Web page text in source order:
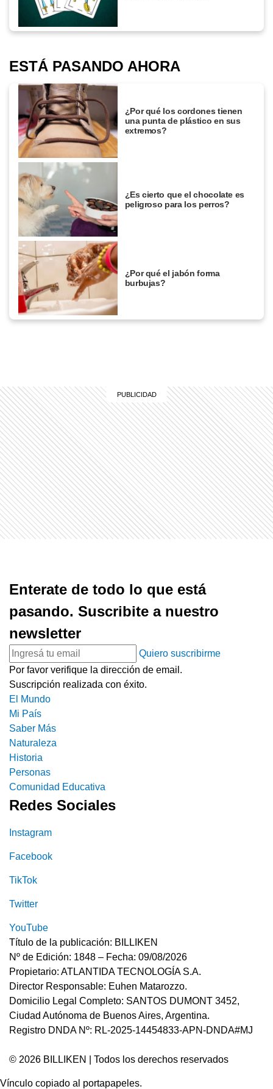
ESTÁ PASANDO AHORA
¿Por qué los cordones tienen
una punta de plástico en sus
extremos?
¿Es cierto que el chocolate es
peligroso para los perros?
¿Por qué el jabón forma
burbujas?
Enterate de todo lo que está
pasando. Suscribite a nuestro
newsletter
Quiero suscribirme
Por favor verifique la dirección de email.
Suscripción realizada con éxito.
El Mundo
Mi País
Saber Más
Naturaleza
Historia
Personas
Comunidad Educativa
Redes Sociales
Instagram
Facebook
TikTok
Twitter
YouTube
Título de la publicación: BILLIKEN
Nº de Edición: 1848 – Fecha: 09/08/2026
Propietario: ATLANTIDA TECNOLOGÍA S.A.
Director Responsable: Euhen Matarozzo.
Domicilio Legal Completo: SANTOS DUMONT 3452,
Ciudad Autónoma de Buenos Aires, Argentina.
Registro DNDA Nº: RL-2025-14454833-APN-DNDA#MJ
© 2026 BILLIKEN | Todos los derechos reservados
Vínculo copiado al portapapeles.